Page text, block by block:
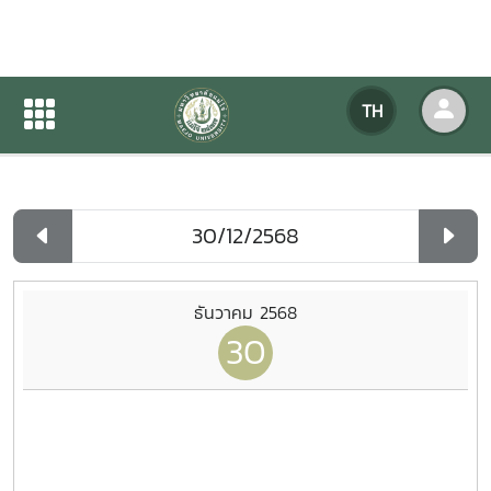
TH
ปฏิทินกิจกรรมของหน่วยงาน
ปฏิทินกิจกรรมของหน่วยงาน
ธันวาคม 2568
30